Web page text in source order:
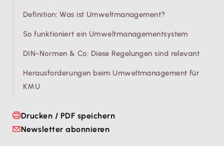
Definition: Was ist Umweltmanagement?
So funktioniert ein Umweltmanagementsystem
DIN-Normen & Co: Diese Regelungen sind relevant
Herausforderungen beim Umweltmanagement für
KMU
Drucken / PDF speichern
Newsletter abonnieren